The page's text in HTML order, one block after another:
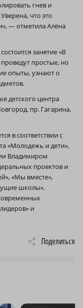
гнев и
что это
— отметила Алёна
занятие «В
простые, но
опыты, узнают о
детского центра
пр. Гагарина,
в соответствии с
«Молодежь и дети»,
Владимиром
проектов и
«Мы вместе»,
школы»,
и
Поделиться